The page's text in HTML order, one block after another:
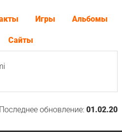
Игры Альбомы
Сайты
Последнее обновление:01.02.20